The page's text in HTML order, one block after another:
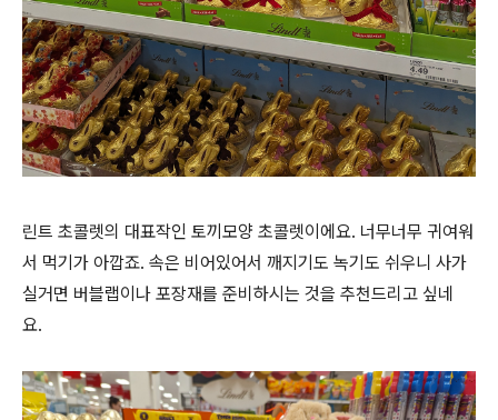
린트 초콜렛의 대표작인 토끼모양 초콜렛이에요. 너무너무 귀여워
서 먹기가 아깝죠. 속은 비어있어서 깨지기도 녹기도 쉬우니 사가
실거면 버블랩이나 포장재를 준비하시는 것을 추천드리고 싶네
요.